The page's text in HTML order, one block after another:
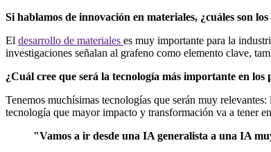
Si hablamos de innovación en materiales, ¿cuáles son
El desarrollo de materiales es muy importante para la
investigaciones señalan al grafeno como elemento clave,
¿Cuál cree que será la tecnología más importante en los
Tenemos muchísimas tecnologías que serán muy
tecnología que mayor impacto y transformación va a tener
"Vamos a ir desde una IA generalista a una IA